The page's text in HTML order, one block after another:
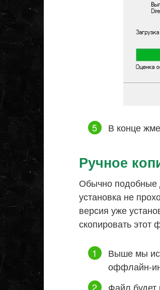
В конце
Ручное
Обычно подобные
установка не
версия уже
скопировать этот
Выше мы
оффлайн-
Файл будет